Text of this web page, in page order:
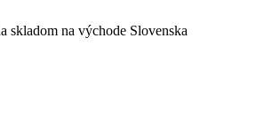
skladom na východe Slovenska